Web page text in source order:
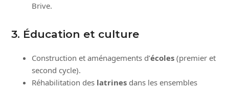
Brive.
3. Éducation et culture
Construction et aménagements d’écoles (premier et
second cycle).
Réhabilitation des latrines dans les ensembles